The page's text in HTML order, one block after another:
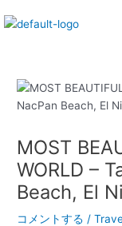
容
MOST
WORLD –
Beach, El
コメントする /
navigation